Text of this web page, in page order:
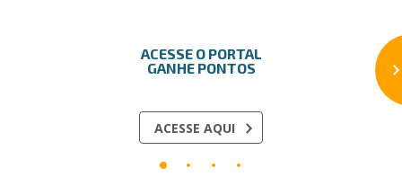
ACESSE O PORTAL
GANHE PONTOS​
ACESSE AQUI